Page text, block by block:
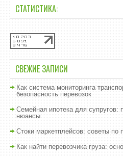
СТАТИСТИКА:
СВЕЖИЕ ЗАПИСИ
Как система мониторинга
безопасность перевозок
Семейная ипотека для супругов:
нюансы
Стоки маркетплейсов: советы по
Как найти перевозчика груза: